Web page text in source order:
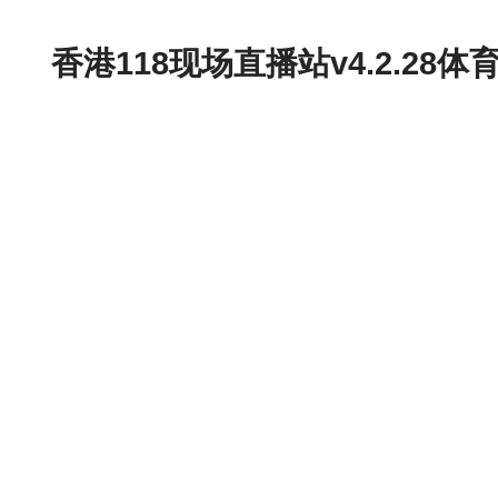
香港118现场直播站v4.2.28体